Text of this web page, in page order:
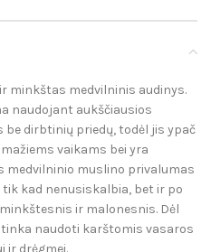
minkštas medvilninis audinys.
naudojant aukščiausios
be dirbtinių priedų, todėl jis ypač
vaikams bei yra
medvilninio muslino privalumas
kad nenusiskalbia, bet ir po
ir malonesnis. Dėl
naudoti karštomis vasaros
ir drėgmei.